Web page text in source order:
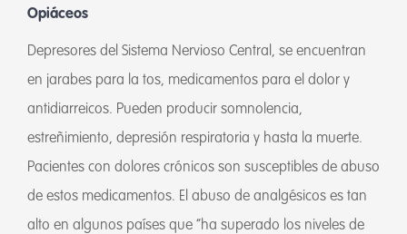
Opiáceos
Depresores del Sistema Nervioso Central, se encuentran
en jarabes para la tos, medicamentos para el dolor y
antidiarreicos. Pueden producir somnolencia,
estreñimiento, depresión respiratoria y hasta la muerte.
Pacientes con dolores crónicos son susceptibles de abuso
de estos medicamentos. El abuso de analgésicos es tan
alto en algunos países que “ha superado los niveles de